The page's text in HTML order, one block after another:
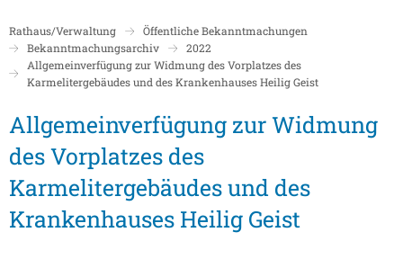
Mandatsträger/innen
Ratsinformation LOGIN für Mandatsträger
Sitzungskalender
Sitzungsbekanntmachungen
Sitzungstermine und Niederschriften
Textrecherche
Stadtentwicklung/Konzepte
Klimaschutz in Boppard
Pressemitteilungen
Öffentliche Bekanntmachungen
Ausschreibungen
Bauleitplanung
Museum
Ehrenamt & Engagement
Gleichstellungsbeauftragte
Ukrainehilfe
Partnerstädte
Freizeit, Kultur und Tourismus
Tourist
Museum
Rathaus/Verwaltung
Öffentliche Bekanntmachungen
Bekanntmachungsarchiv
2022
Allgemeinverfügung zur Widmung des Vorplatzes des
Karmelitergebäudes und des Krankenhauses Heilig Geist
Allgemeinverfügung zur Widmung
des Vorplatzes des
Karmelitergebäudes und des
Krankenhauses Heilig Geist